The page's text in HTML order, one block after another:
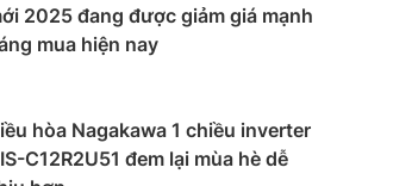
2025 đang được giảm giá mạnh
mua hiện nay
hòa Nagakawa 1 chiều inverter
C12R2U51 đem lại mùa hè dễ